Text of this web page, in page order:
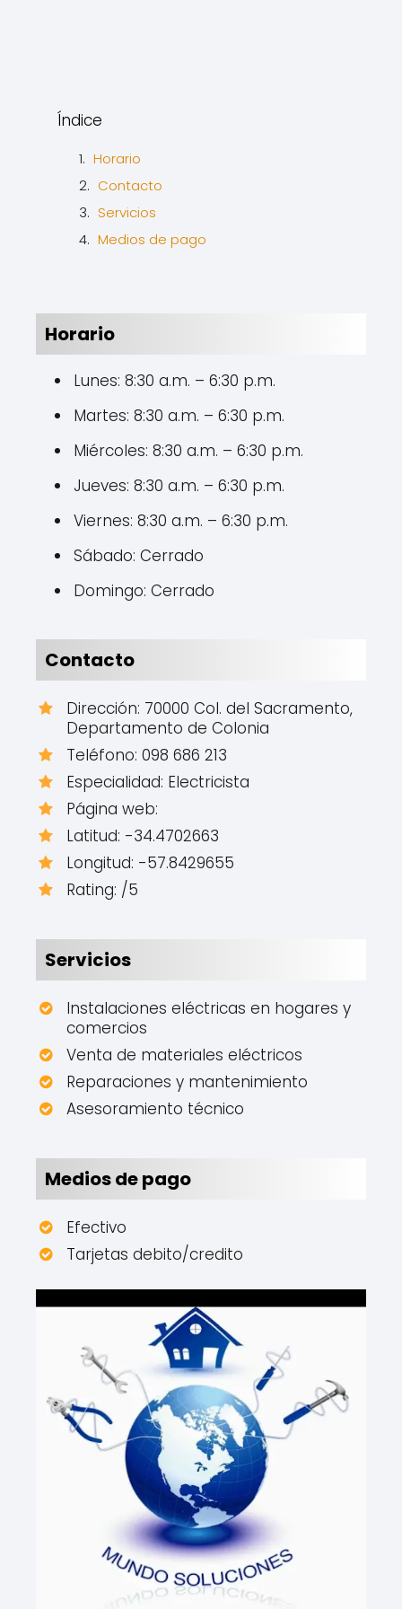
Índice
Horario
Contacto
Servicios
Medios de pago
Horario
Lunes: 8:30 a.m. – 6:30 p.m.
Martes: 8:30 a.m. – 6:30 p.m.
Miércoles: 8:30 a.m. – 6:30 p.m.
Jueves: 8:30 a.m. – 6:30 p.m.
Viernes: 8:30 a.m. – 6:30 p.m.
Sábado: Cerrado
Domingo: Cerrado
Contacto
Dirección: 70000 Col. del Sacramento,
Departamento de Colonia
Teléfono: 098 686 213
Especialidad: Electricista
Página web:
Latitud: -34.4702663
Longitud: -57.8429655
Rating: /5
Servicios
Instalaciones eléctricas en hogares y
comercios
Venta de materiales eléctricos
Reparaciones y mantenimiento
Asesoramiento técnico
Medios de pago
Efectivo
Tarjetas debito/credito